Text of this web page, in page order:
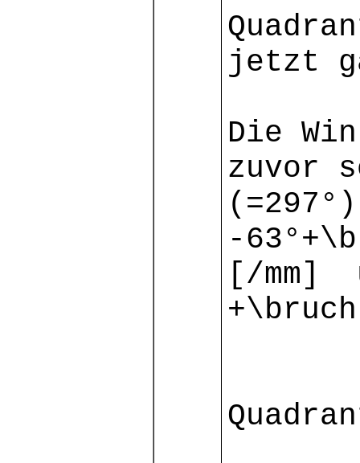
jetzt
Die
zuvor
-
[/mm]